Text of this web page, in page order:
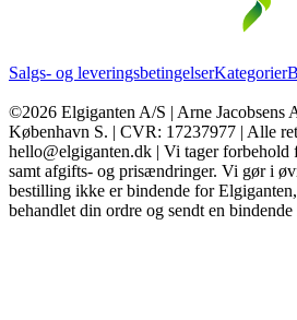
Salgs- og leveringsbetingelserKategorier
©2026 Elgiganten A/S | Arne Jacobsens
København S. | CVR: 17237977 | Alle
hello@elgiganten.dk | Vi tager
samt afgifts- og prisændringer. Vi gør i
bestilling ikke er bindende for
behandlet din ordre og sendt en bindende